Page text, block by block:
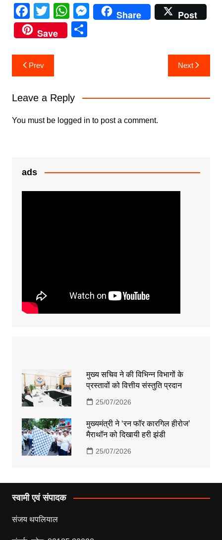
F
a
c
e
b
o
k
T
w
itt
er
W
h
at
p
p
M
e
er
Share
Post
Save
S
Post
navigation
Prev Next
Leave a Reply
You must be logged in to post a comment.
ads
मुख्य सचिव ने की विभिन्न विभागों के
प्रस्तावों को वित्तीय संस्तुति प्रदान
25/07/2026
मुख्यमंत्री ने ‘रन फॉर कारगिल हीरोज’
मैराथॉन को दिखायी हरी झंडी
25/07/2026
स्वामी एवं संपादक
संजय थपलियाल